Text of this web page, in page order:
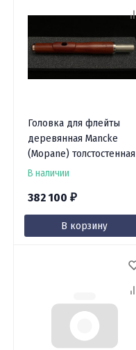
Головка для флейты
деревянная Mancke
(Mopane) толстостенная
В наличии
382 100 ₽
В корзину